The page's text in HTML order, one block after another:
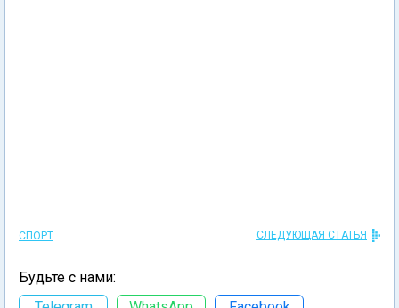
СПОРТ СЛЕДУЮЩАЯ СТАТЬЯ
Будьте с нами: